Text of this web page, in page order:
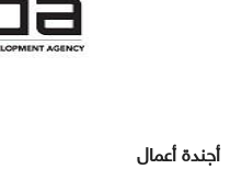
أجندة أعمال